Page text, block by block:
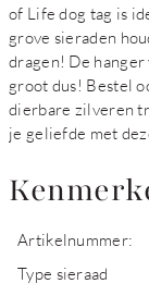
of Life dog tag is
grove sieraden
dragen! De
groot dus! Bestel
dierbare zilveren
je geliefde met
Artikelnummer:
Type sieraad